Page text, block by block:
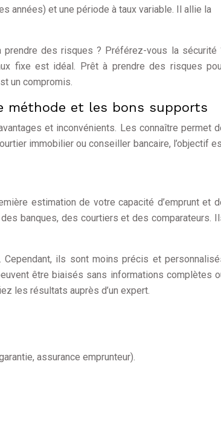
années) et une période à taux variable. Il allie la
des risques ? Préférez-vous la sécurité
fixe est idéal. Prêt à prendre des risques
un compromis.
méthode et les bons supports
et inconvénients. Les connaître permet
immobilier ou conseiller bancaire, l’objectif
estimation de votre capacité d’emprunt et
banques, des courtiers et des comparateurs.
ils sont moins précis et
être biaisés sans informations complètes
les résultats auprès d’un expert.
assurance emprunteur).